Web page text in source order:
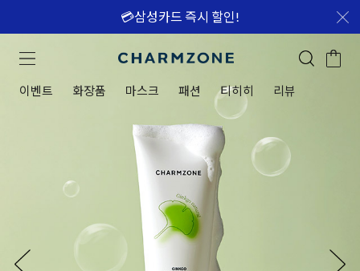
💳삼성카드 즉시 할인!
이벤트 화장품 마스크 패션 티히히 리뷰